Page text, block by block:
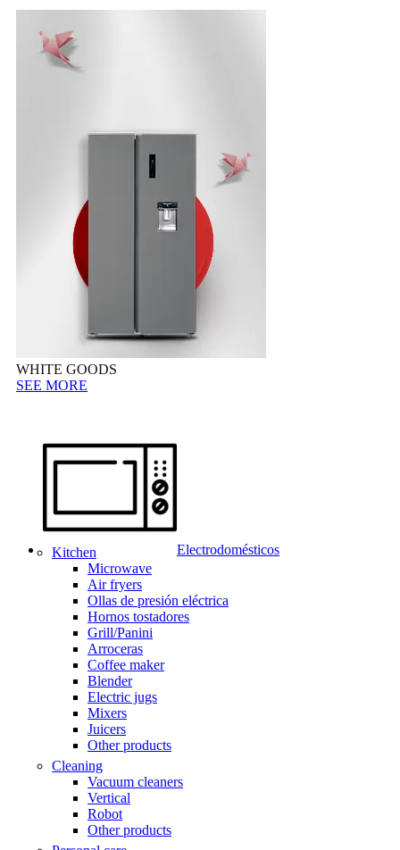
WHITE GOODS
SEE MORE
Electrodomésticos
Kitchen
Microwave
Air fryers
Ollas de presión eléctrica
Hornos tostadores
Grill/Panini
Arroceras
Coffee maker
Blender
Electric jugs
Mixers
Juicers
Other products
Cleaning
Vacuum cleaners
Vertical
Robot
Other products